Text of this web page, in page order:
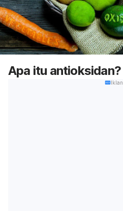
Apa itu antioksidan?
Iklan